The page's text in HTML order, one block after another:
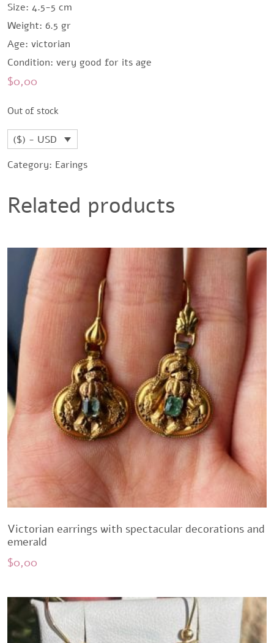
Size: 4.5-5 cm
Weight: 6.5 gr
Age: victorian
Condition: very good for its age
$0,00
Out of stock
($) - USD
Category: Earings
Related products
Victorian earrings with spectacular decorations and
emerald
$0,00